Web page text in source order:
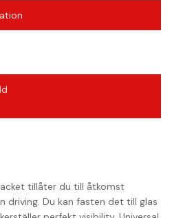
tillåter du till åtkomst
driving. Du kan fasten det till glas